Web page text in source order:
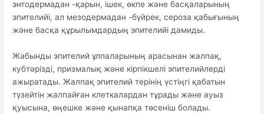
энтодермадан -қарын, ішек, өкпе және басқаларының
эпителийі, ал мезодермадан -бүйрек, сероза қабығының
және басқа құрылымдардың эпителийі дамиды.
Жабынды эпителий ұлпаларының арасынан жалпақ,
кубтәрізді, призмалық және кірпікшелі эпителийлерді
ажыратады. Жалпақ эпителий терінің үстіңгі қабатын
түзейтін жалпайған клеткалардан тұрады және ауыз
қуысына, өңешке және қынапқа төсеніш болады.